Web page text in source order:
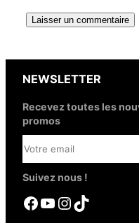
NEWSLETTER
Recevez toutes les
promos
Suivez nous !
Facebook YouTube InstagramTikTok